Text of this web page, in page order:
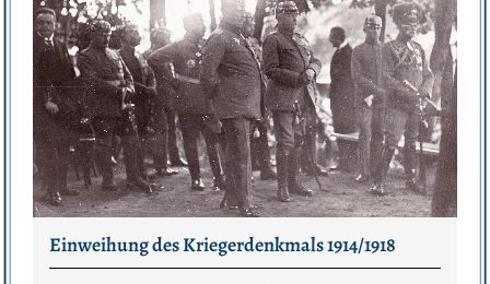
Einweihung des Kriegerdenkmals 1914/1918